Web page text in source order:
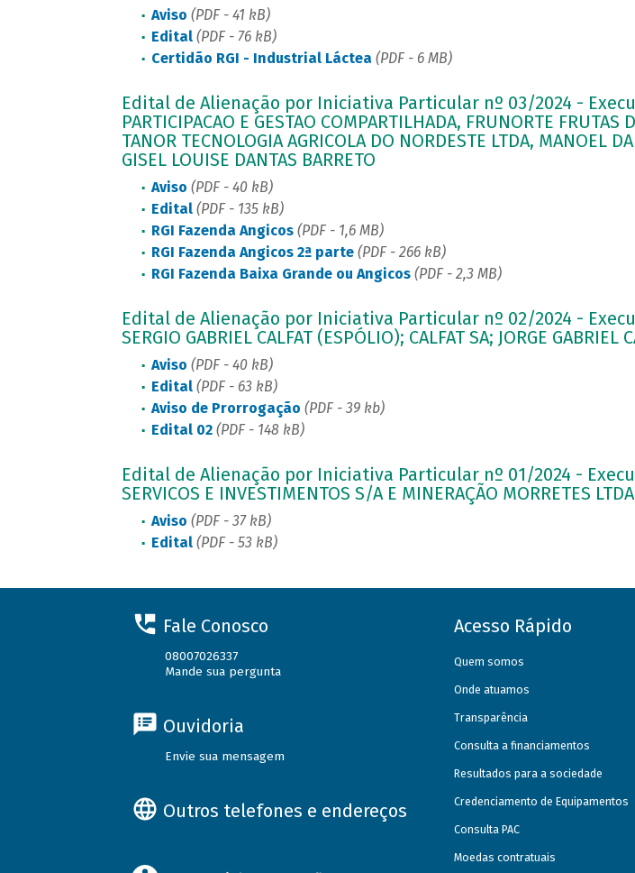
Aviso (PDF - 41 kB)
Edital (PDF - 76 kB)
Certidão RGI - Industrial Láctea (PDF - 6 MB)
Edital de Alienação por Iniciativa Particular nº 03/2024 -
PARTICIPACAO E GESTAO COMPARTILHADA, FRUNORTE FRUTAS
TANOR TECNOLOGIA AGRICOLA DO NORDESTE LTDA, MANOEL
GISEL LOUISE DANTAS BARRETO
Aviso (PDF - 40 kB)
Edital (PDF - 135 kB)
RGI Fazenda Angicos (PDF - 1,6 MB)
RGI Fazenda Angicos 2ª parte (PDF - 266 kB)
RGI Fazenda Baixa Grande ou Angicos (PDF - 2,3 MB)
Edital de Alienação por Iniciativa Particular nº 02/2024 -
SERGIO GABRIEL CALFAT (ESPÓLIO); CALFAT SA; JORGE GABRIEL
Aviso (PDF - 40 kB)
Edital (PDF - 63 kB)
Aviso de Prorrogação (PDF - 39 kb)
Edital 02 (PDF - 148 kB)
Edital de Alienação por Iniciativa Particular nº 01/2024 -
SERVICOS E INVESTIMENTOS S/A E MINERAÇÃO MORRETES
Aviso (PDF - 37 kB)
Edital (PDF - 53 kB)
Fale Conosco
08007026337
Mande sua pergunta
Ouvidoria
Envie sua mensagem
Outros telefones e endereços
Acesso Rápido
Quem somos
Onde atuamos
Transparência
Consulta a financiamentos
Resultados para a sociedade
Credenciamento de Equipamentos
Consulta PAC
Moedas contratuais